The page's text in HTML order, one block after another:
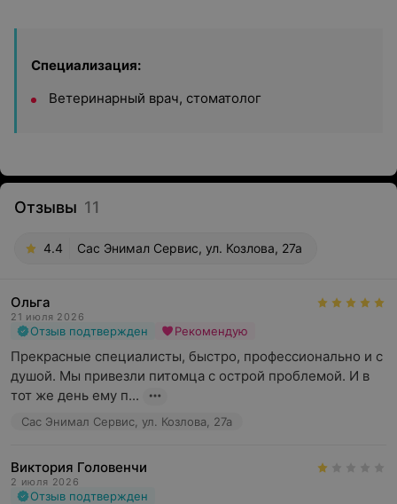
Специализация:
Ветеринарный врач, стоматолог
Отзывы 11
4.4 Сас Энимал Сервис, ул. Козлова, 27а
Ольга
21 июля 2026
Отзыв подтвержден Рекомендую
Прекрасные специалисты, быстро, профессионально и с
душой. Мы привезли питомца с острой проблемой. И в
тот же день ему п...
Сас Энимал Сервис, ул. Козлова, 27а
Виктория Головенчи
2 июля 2026
Отзыв подтвержден